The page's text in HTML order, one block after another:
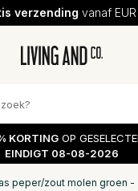
verzending vanaf
KORTING OP
EINDIGT 08-08-2026
peper/zout molen groen -